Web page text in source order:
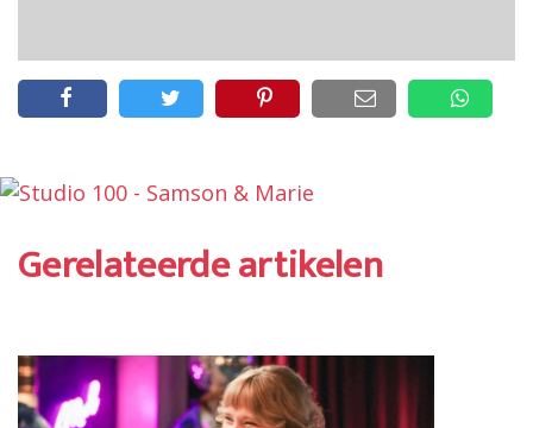
Gerelateerde artikelen